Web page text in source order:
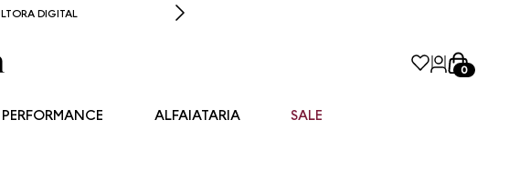
DIGITAL
0
PERFORMANCE ALFAIATARIA SALE